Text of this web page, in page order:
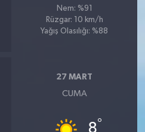
Nem: %91
Rüzgar: 10 km/h
Yağış Olasılığı: %88
27 MART
CUMA
8°